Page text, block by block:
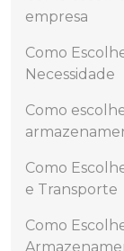
empresa
Como
Necessidade
Como
Como
e Transporte
Como